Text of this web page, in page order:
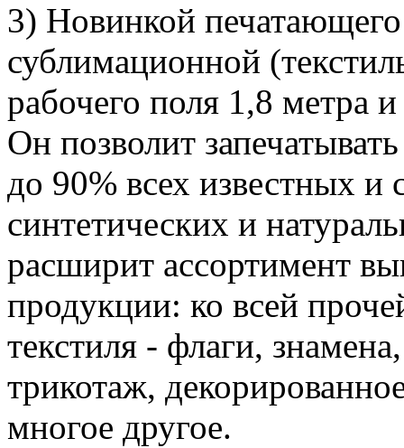
3) Новинкой печатающего
сублимационной
рабочего поля 1,8 метра
Он позволит
до 90% всех известных
синтетических и
расширит ассортимент
продукции: ко всей
текстиля - флаги,
трикотаж,
многое другое.